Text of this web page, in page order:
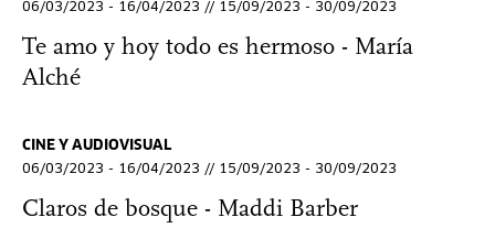
06/03/2023 - 16/04/2023 // 15/09/2023 - 30/09/2023
Te amo y hoy todo es hermoso - María
Alché
CINE Y AUDIOVISUAL
06/03/2023 - 16/04/2023 // 15/09/2023 - 30/09/2023
Claros de bosque - Maddi Barber